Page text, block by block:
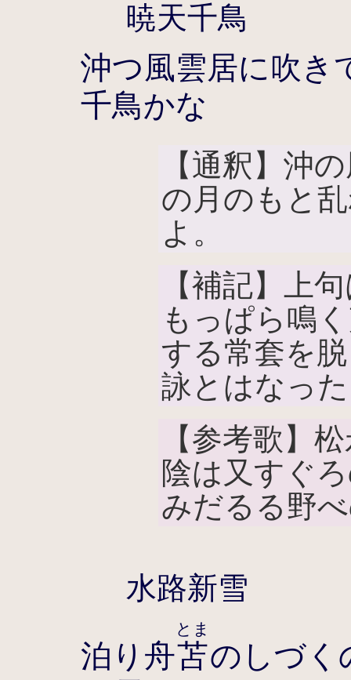
暁天千鳥
沖つ風雲居に吹き
千鳥かな
【通釈】沖
の月のもと
よ。
【補記】上
もっぱら鳴
する常套を
詠とはなっ
【参考歌】
陰は又すぐ
みだるる野
水路新雪
泊り舟苫
とま
のしづく